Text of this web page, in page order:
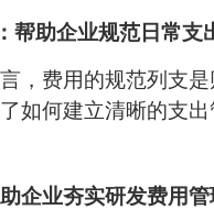
帮助企业规范日常支
，费用的规范列支
如何建立清晰的支
企业夯实研发费用